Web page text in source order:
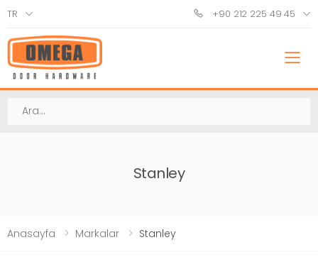
TR +90 212 225 49 45
Ara
Stanley
Anasayfa Markalar Stanley